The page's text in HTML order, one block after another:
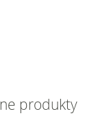
produkty